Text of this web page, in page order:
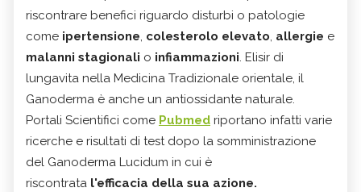
riscontrare benefici riguardo disturbi o patologie
come ipertensione, colesterolo elevato, allergie e
malanni stagionali o infiammazioni. Elisir di
lungavita nella Medicina Tradizionale orientale, il
Ganoderma è anche un antiossidante naturale.
Portali Scientifici come Pubmed riportano infatti varie
ricerche e risultati di test dopo la somministrazione
del Ganoderma Lucidum in cui è
riscontrata l'efficacia della sua azione.